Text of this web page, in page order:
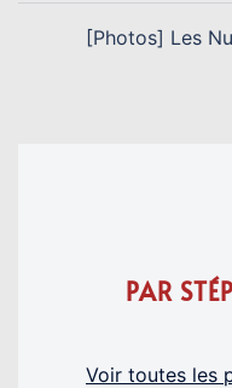
[Photos] Les
PAR
Voir toutes les